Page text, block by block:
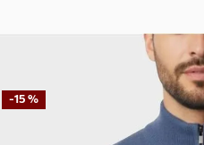
-15 %